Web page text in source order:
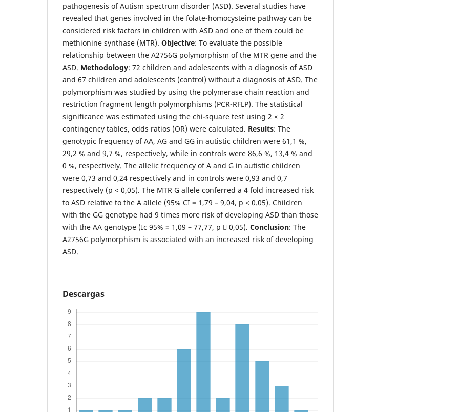
pathogenesis of Autism spectrum disorder (ASD). Several studies have
revealed that genes involved in the folate-homocysteine pathway can be
considered risk factors in children with ASD and one of them could be
methionine synthase (MTR). Objective: To evaluate the possible
relationship between the A2756G polymorphism of the MTR gene and the
ASD. Methodology: 72 children and adolescents with a diagnosis of ASD
and 67 children and adolescents (control) without a diagnosis of ASD. The
polymorphism was studied by using the polymerase chain reaction and
restriction fragment length polymorphisms (PCR-RFLP). The statistical
significance was estimated using the chi-square test using 2 × 2
contingency tables, odds ratios (OR) were calculated. Results: The
genotypic frequency of AA, AG and GG in autistic children were 61,1 %,
29,2 % and 9,7 %, respectively, while in controls were 86,6 %, 13,4 % and
0 %, respectively. The allelic frequency of A and G in autistic children
were 0,73 and 0,24 respectively and in controls were 0,93 and 0,7
respectively (p < 0,05). The MTR G allele conferred a 4 fold increased risk
to ASD relative to the A allele (95% CI = 1,79 – 9,04, p < 0.05). Children
with the GG genotype had 9 times more risk of developing ASD than those
with the AA genotype (Ic 95% = 1,09 – 77,77, p  0,05). Conclusion: The
A2756G polymorphism is associated with an increased risk of developing
ASD.
Descargas